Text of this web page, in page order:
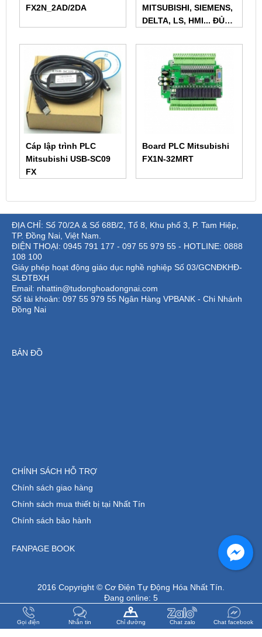
FX2N_2AD/2DA
MITSUBISHI, SIEMENS,
DELTA, LS, HMI... ĐỦ
Cáp lập trình PLC
Mitsubishi USB-SC09
FX
Board PLC Mitsubishi
FX1N-32MRT
ĐỊA CHỈ: Số 70/2A & Số 68B/2, Tổ 8, Khu phố 3, P. Tam Hiệp,
TP. Đồng Nai, Việt Nam.
ĐIỆN THOẠI: 0945 791 177 - 097 55 979 55 - HOTLINE: 0888
108 100
Giáy phép hoạt động giáo dục nghề nghiệp Số 03/GCNĐKHĐ-
SLĐTBXH
Email: nhattin@tudonghoadongnai.com
Số tài khoản: 097 55 979 55 Ngân Hàng VPBANK - Chi Nhánh
Đồng Nai
BẢN ĐỒ
CHÍNH SÁCH HỖ TRỢ
Chính sách giao hàng
Chính sách mua thiết bị tại Nhất Tín
Chính sách bảo hành
FANPAGE BOOK
2016 Copyright © Cơ Điện Tự Động Hóa Nhất Tín.
Đang online: 5
Tổng truy cập:
1291301
Gọi điện Nhắn tin Chỉ đường Chat zalo Chat facebook